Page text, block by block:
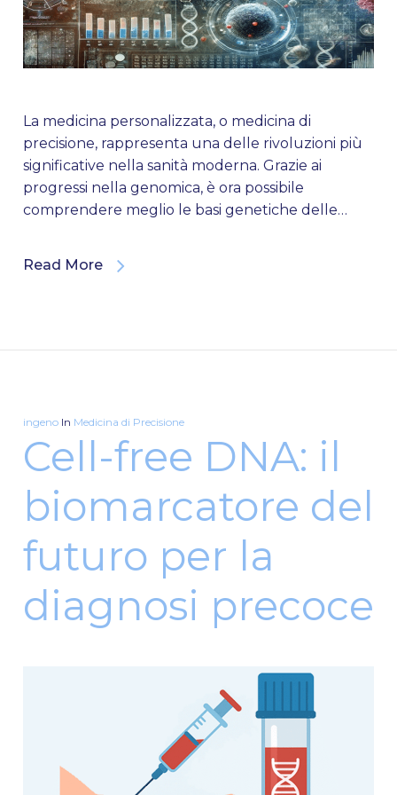
La medicina personalizzata, o medicina di
precisione, rappresenta una delle rivoluzioni più
significative nella sanità moderna. Grazie ai
progressi nella genomica, è ora possibile
comprendere meglio le basi genetiche delle…
Read More
ingeno In Medicina di Precisione
Cell-free DNA: il
biomarcatore del
futuro per la
diagnosi precoce